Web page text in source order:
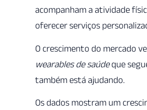
acompanham a atividade
oferecer serviços
O crescimento do mercado
wearables de saúdeque
também está ajudando.
Os dados mostram um